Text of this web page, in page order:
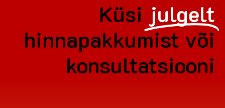
Küsi julgelt
hinnapakkumist või
konsultatsiooni